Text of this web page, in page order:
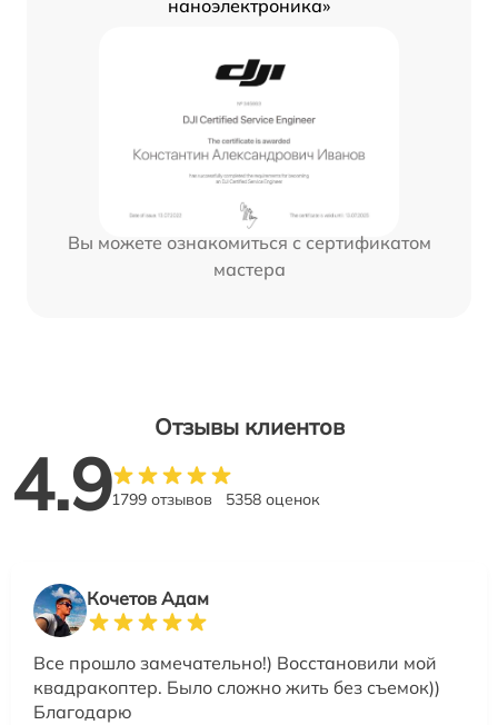
наноэлектроника»
Вы можете ознакомиться с сертификатом
мастера
Отзывы клиентов
4.91799 отзывов 5358 оценок
Кочетов Адам
Все прошло замечательно!) Восстановили мой
квадракоптер. Было сложно жить без съемок))
Благодарю